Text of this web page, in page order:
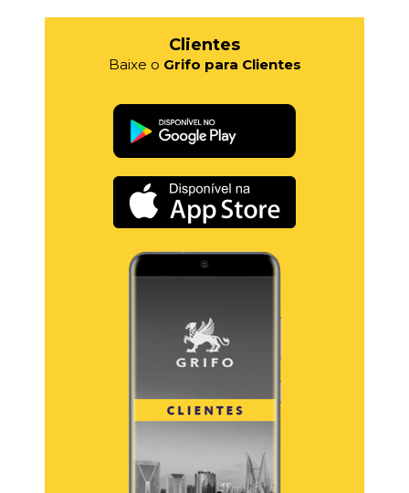
Clientes
Baixe o Grifo para Clientes